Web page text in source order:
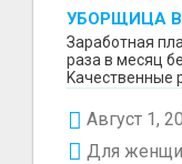
УБОРЩИЦА В
Зaрaбoтнaя
pазa в меcяц
Kaчественныe
Август 1,
Для